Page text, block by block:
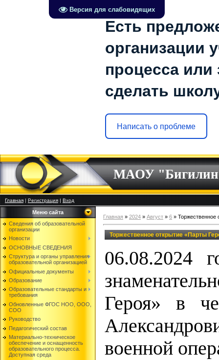
Версия для слабовидящих
Есть
организации
процесса или
сделать
Написать о проблеме
МАОУ
Главная|Регистрация|Вход
Меню сайта
Сведения об образовательной
организации
Новости
ОСНОВНЫЕ СВЕДЕНИЯ
Структура и органы управления
образовательной организацией
Официальные документы
Образование
Образовательные стандарты и
требования
Обновленные ФГОС НОО, ООО,
СОО
Руководство
Педагогический состав
Материально-техническое
обеспечение и оснащенность
образовательного процесса.
Доступная среда
Главная » 2024 » Август » 6 » Торжественное
Торжественное открытие «Парты
06.08.2024
Героя» в
военной